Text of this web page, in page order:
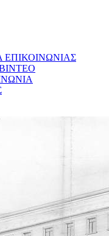
ΕΠΙΚΟΙΝΩΝΙΑΣ